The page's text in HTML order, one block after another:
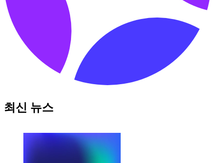
최신 뉴스